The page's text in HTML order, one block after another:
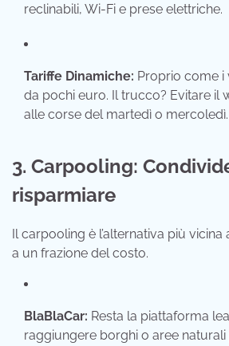
reclinabili, Wi-Fi e prese elettriche.
Tariffe Dinamiche: Proprio come i
da pochi euro. Il trucco? Evitare il
alle corse del martedì o mercoledì.
3. Carpooling:
risparmiare
Il carpooling è l’alternativa più vicina
a un frazione del costo.
BlaBlaCar: Resta la piattaforma
raggiungere borghi o aree